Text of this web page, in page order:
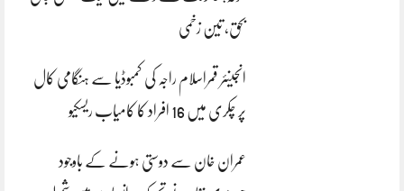
بحق، تین زخمی
انجینئر قمراسلام راجہ کی کمبوڈیا سے ہنگامی کال
پر چکری میں 16 افراد کا کامیاب ریسکیو
عمران خان سے دوستی ہونے کے باوجود